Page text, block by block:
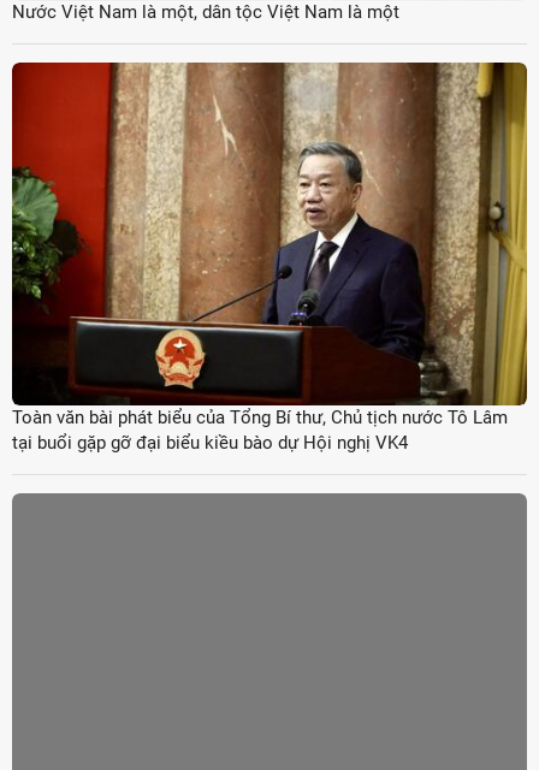
Nước Việt Nam là một, dân tộc Việt Nam là một
Toàn văn bài phát biểu của Tổng Bí thư, Chủ tịch nước Tô Lâm
tại buổi gặp gỡ đại biểu kiều bào dự Hội nghị VK4